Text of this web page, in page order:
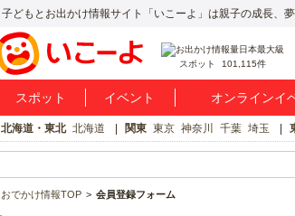
子どもとお出かけ情報サイト「いこーよ」は親子の成長、
スポット 101,115件
スポット イベント オンラインイ
北海道・東北 北海道 関東 東京 神奈川 千葉 埼玉
おでかけ情報TOP 会員登録フォーム